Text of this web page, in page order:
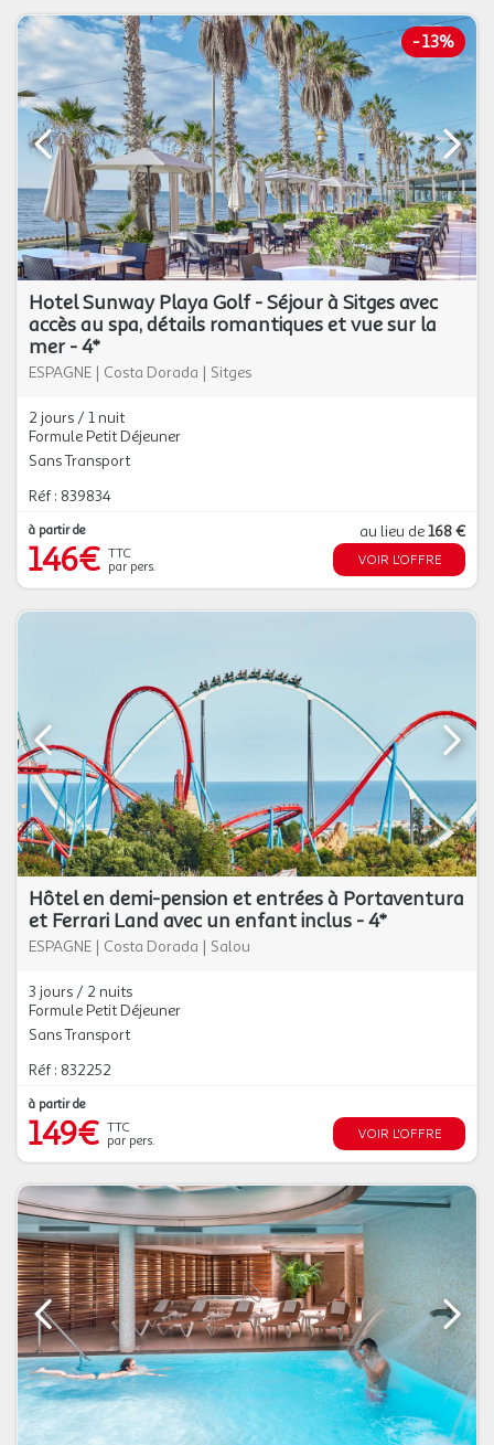
-13%
Hotel Sunway Playa Golf - Séjour à Sitges avec
accès au spa, détails romantiques et vue sur la
mer - 4*
ESPAGNE | Costa Dorada | Sitges
2 jours / 1 nuit
Formule Petit Déjeuner
Sans Transport
Réf : 839834
à partir de
146€ TTC
par pers.
au lieu de168 €
VOIR L'OFFRE
Hôtel en demi-pension et entrées à Portaventura
et Ferrari Land avec un enfant inclus - 4*
ESPAGNE | Costa Dorada | Salou
3 jours / 2 nuits
Formule Petit Déjeuner
Sans Transport
Réf : 832252
à partir de
149€ TTC
par pers.
VOIR L'OFFRE